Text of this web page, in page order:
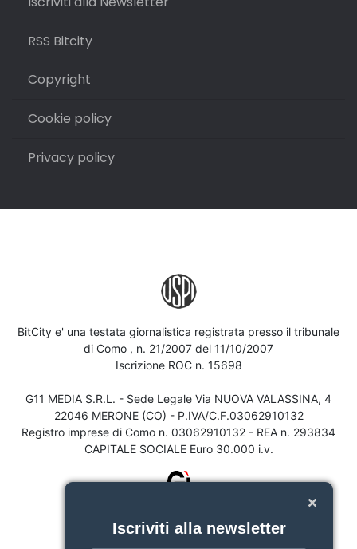
RSS Bitcity
Copyright
Cookie policy
Privacy policy
BitCity e' una testata giornalistica registrata presso il tribunale
di Como , n. 21/2007 del 11/10/2007
Iscrizione ROC n. 15698
G11 MEDIA S.R.L. - Sede Legale Via NUOVA VALASSINA, 4
22046 MERONE (CO) - P.IVA/C.F.03062910132
Registro imprese di Como n. 03062910132 - REA n. 293834
CAPITALE SOCIALE Euro 30.000 i.v.
Iscriviti alla newsletter